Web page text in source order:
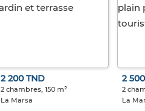
2 200 TND
2 chambres, 150 m²
La Marsa
2
2
La